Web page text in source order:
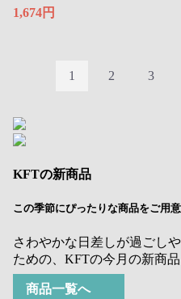
1,674円
1 2 3
KFTの新商品
この季節にぴったりな商品をご用
さわやかな日差しが過ごし
ための、KFTの今月の新商品
商品一覧へ